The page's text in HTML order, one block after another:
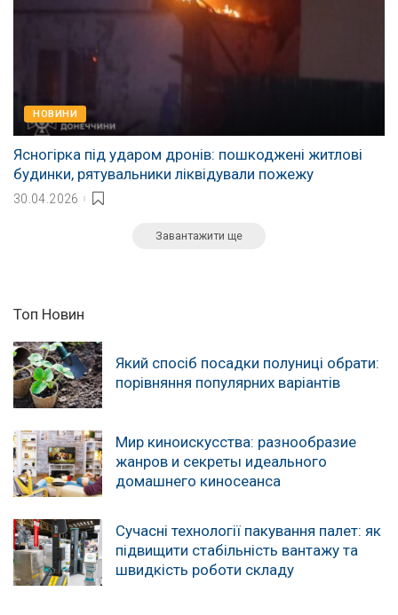
НОВИНИ
Ясногірка під ударом дронів: пошкоджені житлові
будинки, рятувальники ліквідували пожежу
30.04.2026
Завантажити ще
Топ Новин
Який спосіб посадки полуниці обрати:
порівняння популярних варіантів
Мир киноискусства: разнообразие
жанров и секреты идеального
домашнего киносеанса
Сучасні технології пакування палет: як
підвищити стабільність вантажу та
швидкість роботи складу